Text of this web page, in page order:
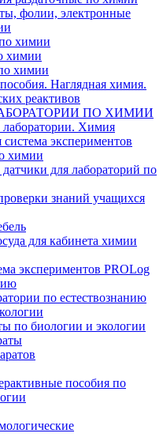
фолии, электронные
химии
химии
химии
Наглядная химия.
реактивов
ПО ХИМИИ
Химия
экспериментов
химии
для лабораторий по
знаний учащихся
для кабинета химии
экспериментов PROLog
по естествознанию
по биологии и экологии
пособия по